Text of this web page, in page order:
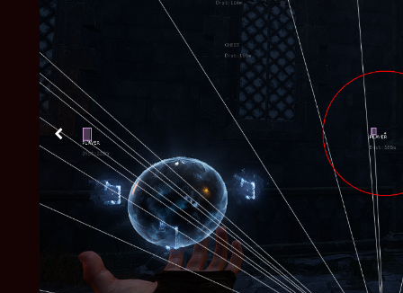
Players ESP
Player - показывает местонахождение других игроков через стены и
различные препятствия
Role - даёт вам информацию о ролях других игроков
Distance - показывает расстояние в метрах до персонажей
Render Distance - возможность установить максимальную дистанцию
Если комиссия платежной системы Вас не устраивает, вы всегда можете
приобрести на прямую у
Администрации проекта по контактам:
Vkontakte:
https://vk.com/idreamcheat
Telegram:https://t.me/DREAMCHEATSU
Discord
!Admin#8381
900 рублей
Купить на неделю
Купить на месяц
Купить на день